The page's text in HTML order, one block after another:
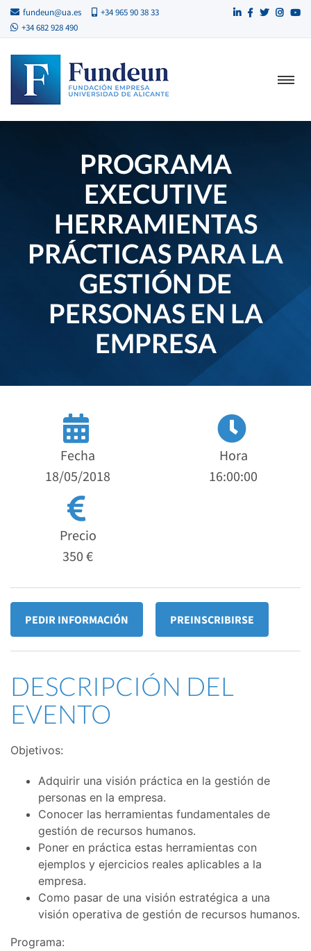
fundeun@ua.es
+34 965 90 38 33
+34 682 928 490
PROGRAMA
EXECUTIVE
HERRAMIENTAS
PRÁCTICAS PARA LA
GESTIÓN DE
PERSONAS EN LA
EMPRESA
Fecha
18/05/2018
Hora
16:00:00
Precio
350 €
PEDIR INFORMACIÓN PREINSCRIBIRSE
DESCRIPCIÓN DEL
EVENTO
Objetivos:
Adquirir una visión práctica en la gestión de
personas en la empresa.
Conocer las herramientas fundamentales de
gestión de recursos humanos.
Poner en práctica estas herramientas con
ejemplos y ejercicios reales aplicables a la
empresa.
Como pasar de una visión estratégica a una
visión operativa de gestión de recursos humanos.
Programa: